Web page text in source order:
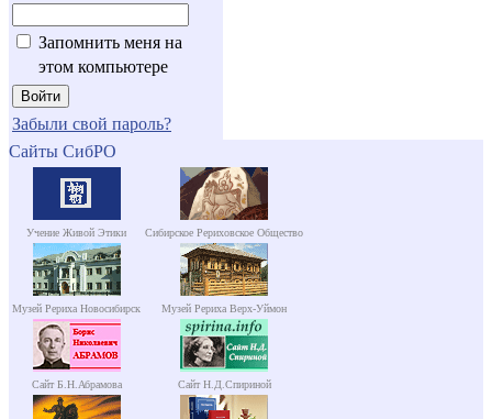
Запомнить меня на
этом компьютере
Забыли свой пароль?
Сайты СибРО
Учение Живой Этики Сибирское Рериховское Общество
Музей Рериха Новосибирск Музей Рериха Верх-Уймон
Сайт Б.Н.Абрамова Сайт Н.Д.Спириной